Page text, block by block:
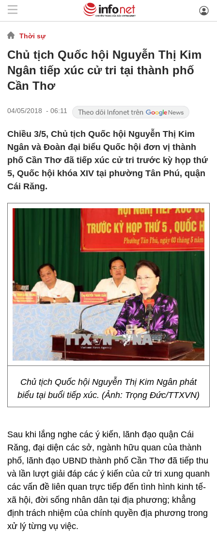
Thời sự
Chủ tịch Quốc hội Nguyễn Thị Kim
Ngân tiếp xúc cử tri tại thành phố
Cần Thơ
04/05/2018 - 06:11
Chiều 3/5, Chủ tịch Quốc hội Nguyễn Thị Kim
Ngân và Đoàn đại biểu Quốc hội đơn vị thành
phố Cần Thơ đã tiếp xúc cử tri trước kỳ họp thứ
5, Quốc hội khóa XIV tại phường Tân Phú, quận
Cái Răng.
Chủ tịch Quốc hội Nguyễn Thị Kim Ngân phát
biểu tại buổi tiếp xúc. (Ảnh: Trọng Đức/TTXVN)
Sau khi lắng nghe các ý kiến, lãnh đạo quận Cái
Răng, đại diện các sở, ngành hữu quan của thành
phố, lãnh đạo UBND thành phố Cần Thơ đã tiếp thu
và lần lượt giải đáp các ý kiến của cử tri xung quanh
các vấn đề liên quan trực tiếp đến tình hình kinh tế-
xã hội, đời sống nhân dân tại địa phương; khẳng
định trách nhiệm của chính quyền địa phương trong
xử lý từng vụ việc.